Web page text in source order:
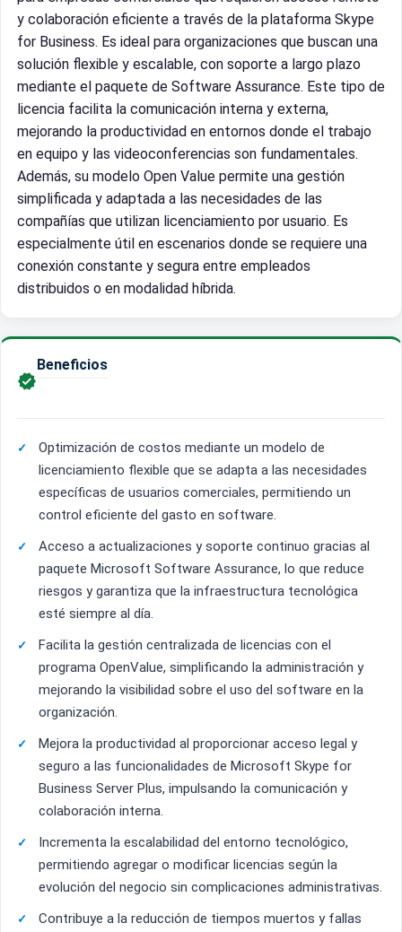
y colaboración eficiente a través de la plataforma Skype
for Business. Es ideal para organizaciones que buscan una
solución flexible y escalable, con soporte a largo plazo
mediante el paquete de Software Assurance. Este tipo de
licencia facilita la comunicación interna y externa,
mejorando la productividad en entornos donde el trabajo
en equipo y las videoconferencias son fundamentales.
Además, su modelo Open Value permite una gestión
simplificada y adaptada a las necesidades de las
compañías que utilizan licenciamiento por usuario. Es
especialmente útil en escenarios donde se requiere una
conexión constante y segura entre empleados
distribuidos o en modalidad híbrida.

Beneficios
Optimización de costos mediante un modelo de
licenciamiento flexible que se adapta a las necesidades
específicas de usuarios comerciales, permitiendo un
control eficiente del gasto en software.
Acceso a actualizaciones y soporte continuo gracias al
paquete Microsoft Software Assurance, lo que reduce
riesgos y garantiza que la infraestructura tecnológica
esté siempre al día.
Facilita la gestión centralizada de licencias con el
programa OpenValue, simplificando la administración y
mejorando la visibilidad sobre el uso del software en la
organización.
Mejora la productividad al proporcionar acceso legal y
seguro a las funcionalidades de Microsoft Skype for
Business Server Plus, impulsando la comunicación y
colaboración interna.
Incrementa la escalabilidad del entorno tecnológico,
permitiendo agregar o modificar licencias según la
evolución del negocio sin complicaciones administrativas.
Contribuye a la reducción de tiempos muertos y fallas